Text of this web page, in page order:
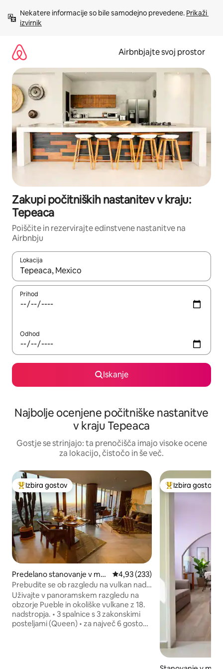
vsebino
Nekatere informacije so bile samodejno prevedene. Prikaži
izvirnik
Airbnbjajte svoj prostor
Zakupi počitniških nastanitev v kraju:
Tepeaca
Poiščite in rezervirajte edinstvene nastanitve na
Airbnbju
Lokacija
Ko so rezultati na voljo, krmarite s puščičnima tipkama gor in
Prihod
Odhod
Iskanje
Najbolje ocenjene počitniške nastanitve
v kraju Tepeaca
Gostje se strinjajo: ta prenočišča imajo visoke ocene
za lokacijo, čistočo in še več.
Najbolj priljubljena prenočišča z značko »Izbira gostov«
Izbira gostov
Predelano stanovanje v mes
tu Puebla
Povprečna ocena: 4,93 od 5, št.
4,93 (233)
Prebudite se ob razgledu na vulkan nad
Pueblom
Uživajte v panoramskem razgledu na
obzorje Pueble in okoliške vulkane z 18.
nadstropja. • 3 spalnice s 3 zakonskimi
posteljami (Queen) • za največ 6 gostov •
Najbolj
Izbira gostov